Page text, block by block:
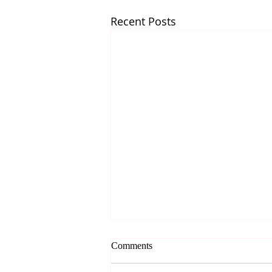
Recent Posts
*** 알리는 말씀 (8.7.2026) ***
● 존스홉킨스 무료 청력검사 및 연
Comments